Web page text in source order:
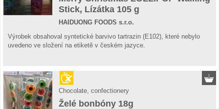
Stick, Lízátka 105 g
HAIDUONG FOODS s.r.o.
Výrobek obsahoval syntetické barvivo tartrazin (E102), které nebylo
uvedeno ve složení na etiketě v českém jazyce.
Chocolate, confectionery
Želé bonbóny 18g